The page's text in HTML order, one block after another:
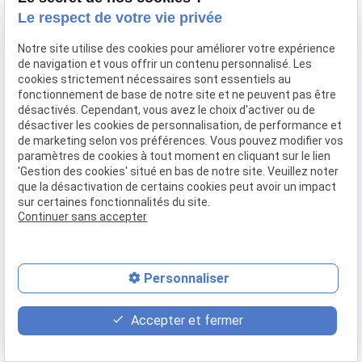
Confier mon bien
Contact
Mentions légalesPolitique de confidentialité
Gestion des cookiesPlan du site
place
Plan d'accès
contact_page
Contact
phone
04 37 28 61 56
Le respect de votre vie privée
Notre site utilise des cookies pour améliorer votre expérience
de navigation et vous offrir un contenu personnalisé. Les
cookies strictement nécessaires sont essentiels au
fonctionnement de base de notre site et ne peuvent pas être
désactivés. Cependant, vous avez le choix d'activer ou de
désactiver les cookies de personnalisation, de performance et
de marketing selon vos préférences. Vous pouvez modifier vos
paramètres de cookies à tout moment en cliquant sur le lien
'Gestion des cookies' situé en bas de notre site. Veuillez noter
que la désactivation de certains cookies peut avoir un impact
sur certaines fonctionnalités du site.
Continuer sans accepter
Personnaliser
Accepter et fermer